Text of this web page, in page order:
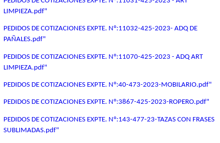
LIMPIEZA.pdf"
PEDIDOS DE COTIZACIONES EXPTE. Nº:11032-425-2023- ADQ DE
PAÑALES.pdf"
PEDIDOS DE COTIZACIONES EXPTE. Nº:11070-425-2023 - ADQ ART
LIMPIEZA.pdf"
PEDIDOS DE COTIZACIONES EXPTE. Nº:40-473-2023-MOBILARIO.pdf"
PEDIDOS DE COTIZACIONES EXPTE. Nº:3867-425-2023-ROPERO.pdf"
PEDIDOS DE COTIZACIONES EXPTE. Nº:143-477-23-TAZAS CON FRASES
SUBLIMADAS.pdf"